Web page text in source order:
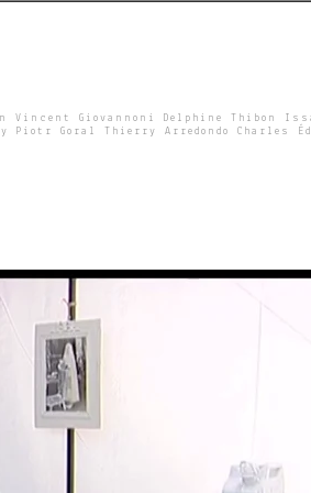
Vincent Giovannoni Delphine Thibon
Piotr Goral Thierry Arredondo Charles